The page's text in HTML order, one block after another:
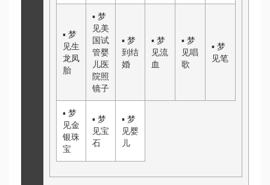
▪ 梦
见生
龙凤
胎
▪ 梦
见美
国试
管婴
儿医
院照
镜子
▪ 梦
到结
婚
▪ 梦
见流
血
▪ 梦
见唱
歌
▪ 梦
见笔
▪ 梦
见金
银珠
宝
▪ 梦
见宝
石
▪ 梦
见婴
儿